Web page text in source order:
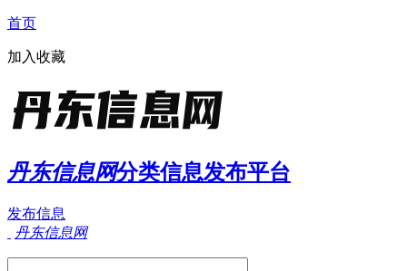
首页
加入收藏
丹东信息网分类信息发布平台
发布信息
丹东信息网